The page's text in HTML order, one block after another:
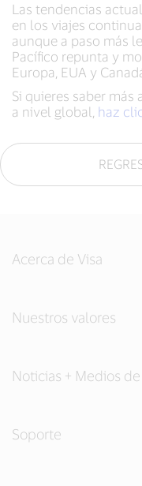
Las tendencias
en los viajes
aunque a paso más
Pacífico repunta y
Europa, EUA y
Si quieres saber más
a nivel global, haz
Acerca de Visa
Nuestros valores
Noticias + Medios
Soporte